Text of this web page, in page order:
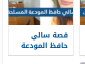
قصة سالي
حافظ المودعة
المسلحة